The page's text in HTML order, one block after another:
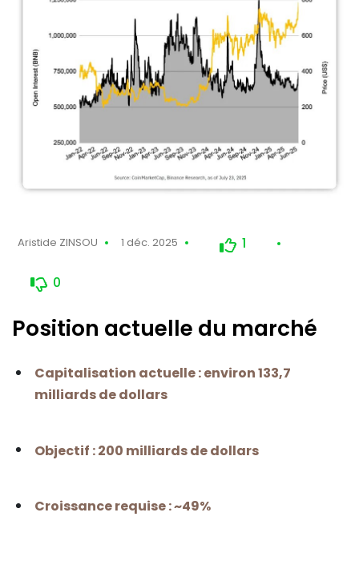
Aristide ZINSOU 1 déc. 2025 1
0
Position actuelle du marché
Capitalisation actuelle : environ 133,7
milliards de dollars
Objectif : 200 milliards de dollars
Croissance requise : ~49%